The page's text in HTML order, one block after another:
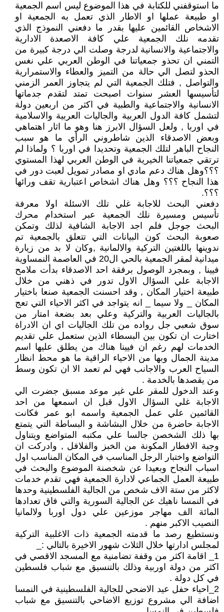
ما استوقفني للكتابة في هذا الموضوع ليس اسم الجمعية
او طبيعة عملها او الاطار الذي تعمل به الجمعية او
الاشخاص القائمين عليها بقدر ما دفعني النموذج الذي
تقدمه نلك الجمعية علي كافة الاصعدة الادارية
والاجتماعية والانسانية لدرجة وصلت الي درجة كبيرة من
التمني ان تحذو جمعياتنا في الوطن العربي علي نغس
الحذو لتصل الي حالة من التميز والعطاء والاستمرارية
والتواصل , فتلك الجمعية التي لم يتجاوز العمر الزمني
لتأسيسها العشر سنوات اصبحت تمتد لتقدم جدماتها
الانسانية والاجتماعية والطبية في اكثر من اربعين دولة
لتشمل كافة الدول العربية والجاليات العربية والاسلامية
في اوربا , ولعل السؤال الابرز هنا وهو ما اثار اهتماهي
وبعض الاصدقاء الذين شاطروني الرأي ما هو سبب
النجاح الباهر لتلك الجمعية وتحديدا في اوربا ؟ ولماذا لم
ترتقي جمعياتنا الخيرية في الوطن العربي لهذا المستوي
؟؟؟وهل هناك دعم مادي او مصادر تمويل لعبت دور في
هذا النجاح ؟؟؟ وهل هناك اشخاص اعتبارية تقف ورائها
؟؟؟.
دفعني البحث للاجابة غلي تلك الاسئلة اولا معرفة
تأسيس ومسيرة نلك الجمعية عبر استخدام محرك
البحث جوجل فلم اجد الاجابة الشافية لذلك وتمكن
صعوبة البحث كون البيانات التي تتعلق بالجمعية تم
ندوينها باللغتين التركية والالمانية ,وكان لا بد من زيارة
ميدانية لمقر الجمعية بالحي ال20 في العاصمة النمساوية
فيينا , وبمجرد الوصول برفقة احد الاصدقاء بدأت ملامح
الاجابة علي السؤال الاول تدور في ذهني من خلال
طبيعة اختيار المكان , وقد احسنت الجمعية صنعا باختيار
المكان _ ولا سيما _ انه يتواجد في اكثر الاحياء التي تعج
بالجاليات العربية والتركية وعلي بعد بضعة امتار من
سوق شعبي جل رواده من تلك الجاليات اي ان الادراة
اختارت ان تكون بين البسطاء الذين ستعمل علي تقديم
الخدمات لهم رغم ان فيينا هناك من يطلق عليها اسم
مدينة الجمال وبها من الاحياء الراقية ما هو محط انظار
السياح العرب والاجانب فهي لم تعمد الا ان تكون وسط
من يقصدها بالخدمة .
وعند الدخول للمقر علي غير موعد مسبق جضرت الي
الاجابة غلي السؤال الاول قبل ان اسمعها من احد
القائمين علي عمل الجمعية واسمه ابو عمر فكانت
الاجابة حاضرة من خلال البشاشة و البساطة التي يتمتع
بها ذلك الشخصن جالسا علي مكتبه المتواضع ويتناول
وجبة الافطار المكونة من الخبز والفلافل , وادركت ان
التواضع واختبار الرجل المناسب في المكان المناسب اول
اسباب النجاح وبعيدا عن شخصنة الموضوع والبحث في
طبيعة العمل الجماعي لادارة الجمعية فهي تقدم خدمات
لاكثر من ستة الاف شخص من الجالية الفلسطينية وحدها
في النمسا ناهيك عن الجالية السورية والتي فاق تعدادها
المائة الف مهاجر موزعين علي دول اوربا ولالمانيا
النصيب الاكبر منهم .
ونستطيع رصد ما قدمته الجمعية ذات الاغلبية التركية
لمجلس ادارتها خلال الثلاث شهور الاخيرة بالتالي :_
1_ اقامة اكثر من وقفة تضامنية مع المسجد الاقصي في
اكثر من دولة اوربية وذلك بالتنسيق مع شباب فلسطين
في كل دولة .
2_احياء حفل عيد الاضحي للجالية الفلسطينية في النمسا
اضافة الي مشروع توزيع الاضاحي بالتنسيق مع شباب